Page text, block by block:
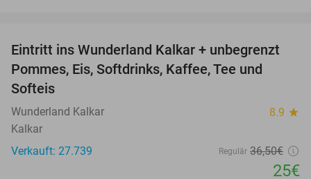
32%
Eintritt ins Wunderland Kalkar + unbegrenzt
Pommes, Eis, Softdrinks, Kaffee, Tee und
Softeis
Wunderland Kalkar 8.9 star
Kalkar
Verkauft: 27.739
Regulär 36,50€
25€